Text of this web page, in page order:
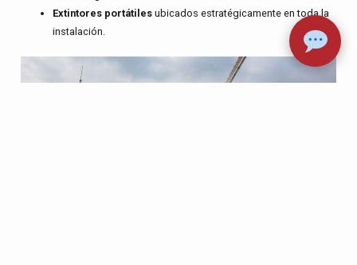
Extintores portátilesubicados estratégicamente en toda la
instalación.